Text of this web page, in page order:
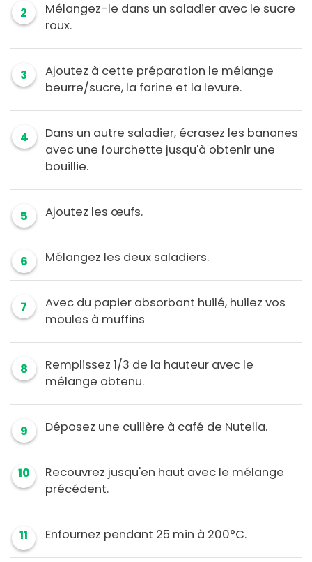
2
Mélangez-le dans un saladier avec le sucre
roux.
3
Ajoutez à cette préparation le mélange
beurre/sucre, la farine et la levure.
4
Dans un autre saladier, écrasez les bananes
avec une fourchette jusqu'à obtenir une
bouillie.
5 Ajoutez les œufs.
6 Mélangez les deux saladiers.
7
Avec du papier absorbant huilé, huilez vos
moules à muffins
8
Remplissez 1/3 de la hauteur avec le
mélange obtenu.
9 Déposez une cuillère à café de Nutella.
10
Recouvrez jusqu'en haut avec le mélange
précédent.
11 Enfournez pendant 25 min à 200°C.